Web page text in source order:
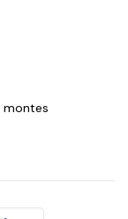
montes